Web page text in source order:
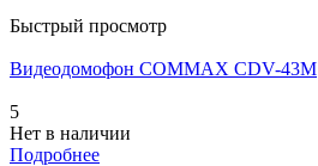
Быстрый просмотр
Видеодомофон COMMAX CDV-43M
5
Нет в наличии
Подробнее